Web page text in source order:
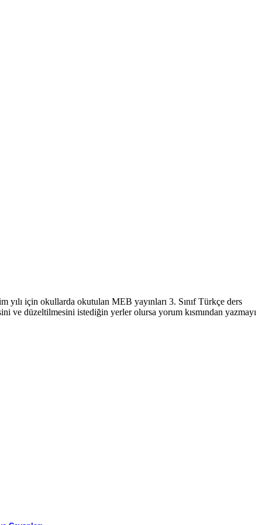
yılı için okullarda okutulan MEB yayınları 3. Sınıf Türkçe ders
ve düzeltilmesini istediğin yerler olursa yorum kısmından yazmayı